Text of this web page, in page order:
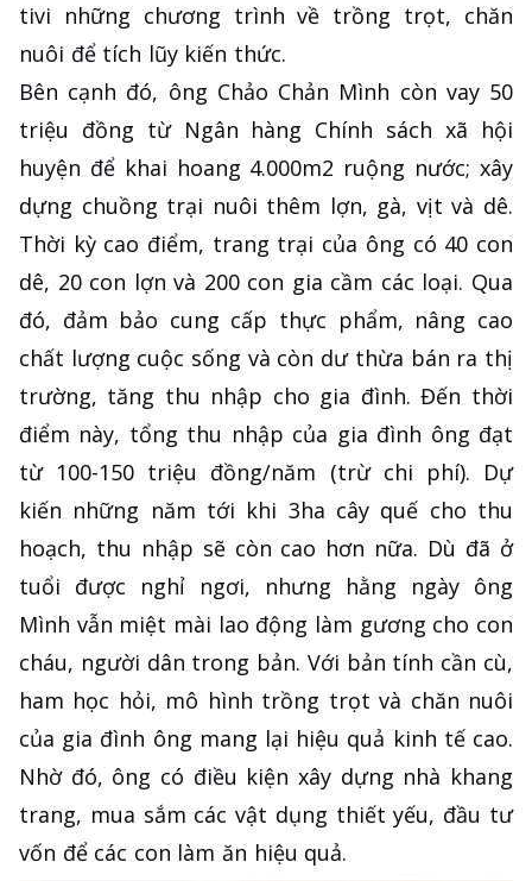
tivi những chương trình về trồng trọt, chăn
nuôi để tích lũy kiến thức.
Bên cạnh đó, ông Chảo Chản Mình còn vay 50
triệu đồng từ Ngân hàng Chính sách xã hội
huyện để khai hoang 4.000m2 ruộng nước; xây
dựng chuồng trại nuôi thêm lợn, gà, vịt và dê.
Thời kỳ cao điểm, trang trại của ông có 40 con
dê, 20 con lợn và 200 con gia cầm các loại. Qua
đó, đảm bảo cung cấp thực phẩm, nâng cao
chất lượng cuộc sống và còn dư thừa bán ra thị
trường, tăng thu nhập cho gia đình. Đến thời
điểm này, tổng thu nhập của gia đình ông đạt
từ 100-150 triệu đồng/năm (trừ chi phí). Dự
kiến những năm tới khi 3ha cây quế cho thu
hoạch, thu nhập sẽ còn cao hơn nữa. Dù đã ở
tuổi được nghỉ ngơi, nhưng hằng ngày ông
Mình vẫn miệt mài lao động làm gương cho con
cháu, người dân trong bản. Với bản tính cần cù,
ham học hỏi, mô hình trồng trọt và chăn nuôi
của gia đình ông mang lại hiệu quả kinh tế cao.
Nhờ đó, ông có điều kiện xây dựng nhà khang
trang, mua sắm các vật dụng thiết yếu, đầu tư
vốn để các con làm ăn hiệu quả.